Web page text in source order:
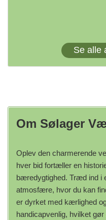
Se alle
Om Sølager
Oplev den charmerende
hver bid fortæller en
bæredygtighed. Træd ind i
atmosfære, hvor du kan
er dyrket med kærlighed
handicapvenlig, hvilket